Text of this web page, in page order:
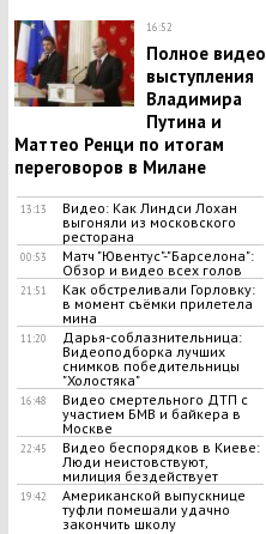
16:52
Полное видео
выступления
Владимира
Путина и
Маттео Ренци по итогам
переговоров в Милане
13:13
Видео: Как Линдси Лохан
выгоняли из московского
ресторана
00:53
Матч "Ювентус"-"Барселона":
Обзор и видео всех голов
21:51
Как обстреливали Горловку:
в момент съёмки прилетела
мина
11:20
Дарья-соблазнительница:
Видеоподборка лучших
снимков победительницы
"Холостяка"
16:48
Видео смертельного ДТП с
участием БМВ и байкера в
Москве
22:45
Видео беспорядков в Киеве:
Люди неистовствуют,
милиция бездействует
19:42
Американской выпускнице
туфли помешали удачно
закончить школу